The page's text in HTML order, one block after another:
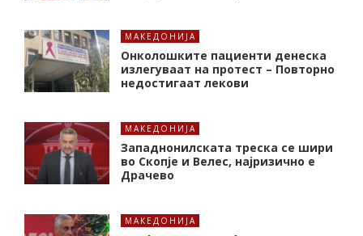
МАКЕДОНИЈА
Онколошките пациенти денеска
излегуваат на протест – Повторно
недостигаат лекови
МАКЕДОНИЈА
Западнонилската треска се шири
во Скопје и Велес, најризично е
Драчево
МАКЕДОНИЈА